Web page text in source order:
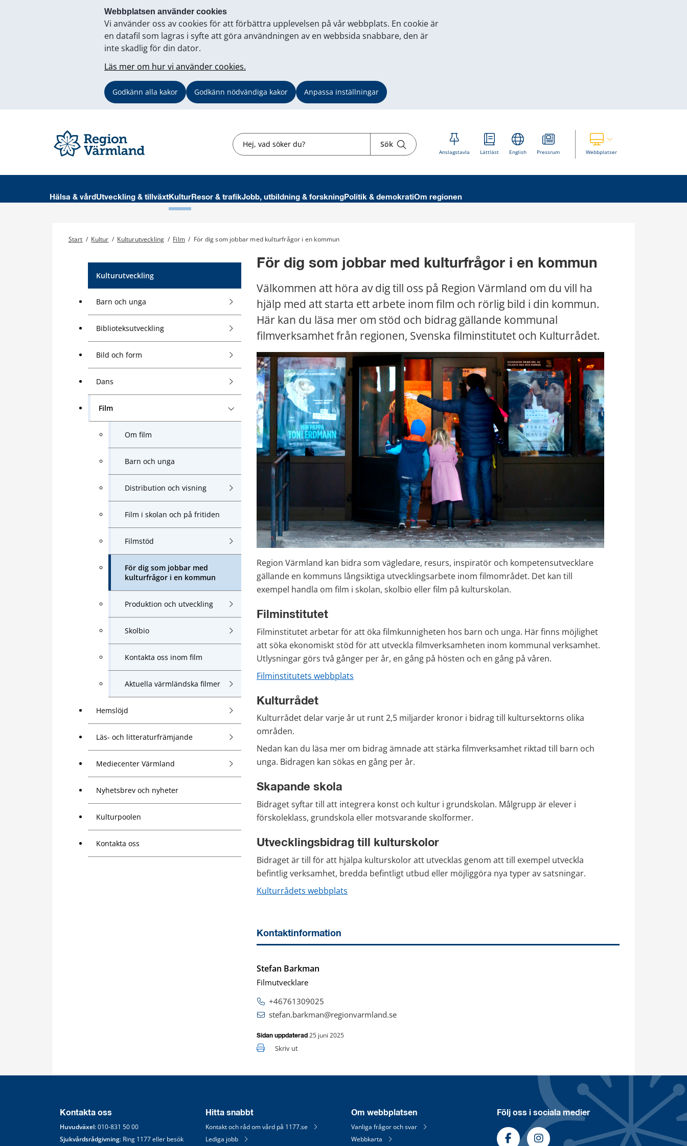
Webbplatsen använder cookies
Vi använder oss av cookies för att förbättra upplevelsen på vår webbplats. En cookie är
en datafil som lagras i syfte att göra användningen av en webbsida snabbare, den är
inte skadlig för din dator.
Läs mer om hur vi använder cookies.
Godkänn alla kakor Godkänn nödvändiga kakor Anpassa inställningar
Sök Sök
Anslagstavla Lättläst English Pressrum WebbplatserVisa våra andra webbplatser
Hälsa & vård Utveckling & tillväxtKulturResor & trafikJobb, utbildning & forskningPolitik & demokratiOm regionen
Start / Kultur / Kulturutveckling / Film / För dig som jobbar med kulturfrågor i en kommun
Kulturutveckling
Barn och unga
Biblioteksutveckling
Bild och form
Dans
Film
Om film
Barn och unga
Distribution och visning
Film i skolan och på fritiden
Filmstöd
För dig som jobbar med
kulturfrågor i en kommun
Produktion och utveckling
Skolbio
Kontakta oss inom film
Aktuella värmländska filmer
Hemslöjd
Läs- och litteraturfrämjande
Mediecenter Värmland
Nyhetsbrev och nyheter
Kulturpoolen
Kontakta oss
För dig som jobbar med kulturfrågor i en kommun
Välkommen att höra av dig till oss på Region Värmland om du vill ha
hjälp med att starta ett arbete inom film och rörlig bild i din kommun.
Här kan du läsa mer om stöd och bidrag gällande kommunal
filmverksamhet från regionen, Svenska filminstitutet och Kulturrådet.
Region Värmland kan bidra som vägledare, resurs, inspiratör och kompetensutvecklare
gällande en kommuns långsiktiga utvecklingsarbete inom filmområdet. Det kan till
exempel handla om film i skolan, skolbio eller film på kulturskolan.
Filminstitutet
Filminstitutet arbetar för att öka filmkunnigheten hos barn och unga. Här finns möjlighet
att söka ekonomiskt stöd för att utveckla filmverksamheten inom kommunal verksamhet.
Utlysningar görs två gånger per år, en gång på hösten och en gång på våren.
Filminstitutets webbplats
Kulturrådet
Kulturrådet delar varje år ut runt 2,5 miljarder kronor i bidrag till kultursektorns olika
områden.
Nedan kan du läsa mer om bidrag ämnade att stärka filmverksamhet riktad till barn och
unga. Bidragen kan sökas en gång per år.
Skapande skola
Bidraget syftar till att integrera konst och kultur i grundskolan. Målgrupp är elever i
förskoleklass, grundskola eller motsvarande skolformer.
Utvecklingsbidrag till kulturskolor
Bidraget är till för att hjälpa kulturskolor att utvecklas genom att till exempel utveckla
befintlig verksamhet, bredda befintligt utbud eller möjliggöra nya typer av satsningar.
Kulturrådets webbplats
Kontaktinformation
Stefan Barkman
Filmutvecklare
+46761309025
stefan.barkman@regionvarmland.se
Sidan uppdaterad 25 juni 2025
Skriv ut
Kontakta oss
Huvudväxel: 010-831 50 00
Sjukvårdsrådgivning: Ring 1177 eller besök
Hitta snabbt
Kontakt och råd om vård på 1177.se
Lediga jobb
Om webbplatsen
Vanliga frågor och svar
Webbkarta
Följ oss i sociala medier